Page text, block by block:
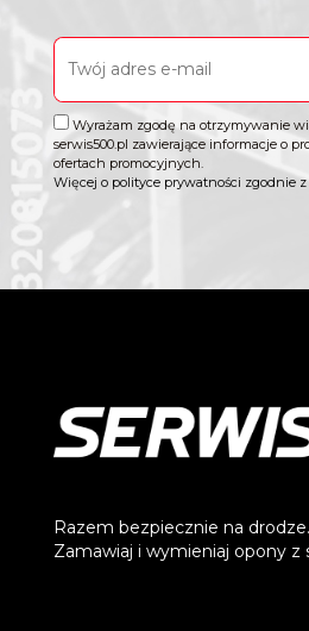
Wyrażam zgodę na otrzymywanie
serwis500.pl zawierające informacje o
ofertach promocyjnych.
Więcej o polityce prywatności zgodnie z
Razem bezpiecznie na drodze.
Zamawiaj i wymieniaj opony z